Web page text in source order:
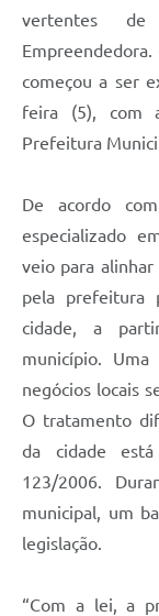
vertentes
Empreendedora.
começou a ser
feira (5), com
Prefeitura
De acordo
especializado
veio para
pela prefeitura
cidade, a
município.
negócios locais
O tratamento
da cidade
123/2006.
municipal, um
legislação.
“Com a lei, a